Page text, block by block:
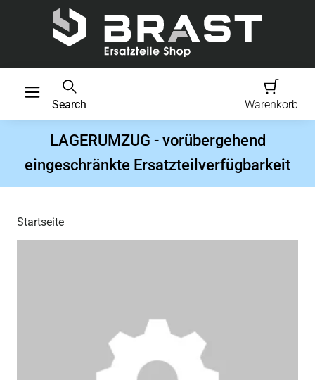
Search Warenkorb
LAGERUMZUG - vorübergehend
eingeschränkte Ersatzteilverfügbarkeit
Startseite